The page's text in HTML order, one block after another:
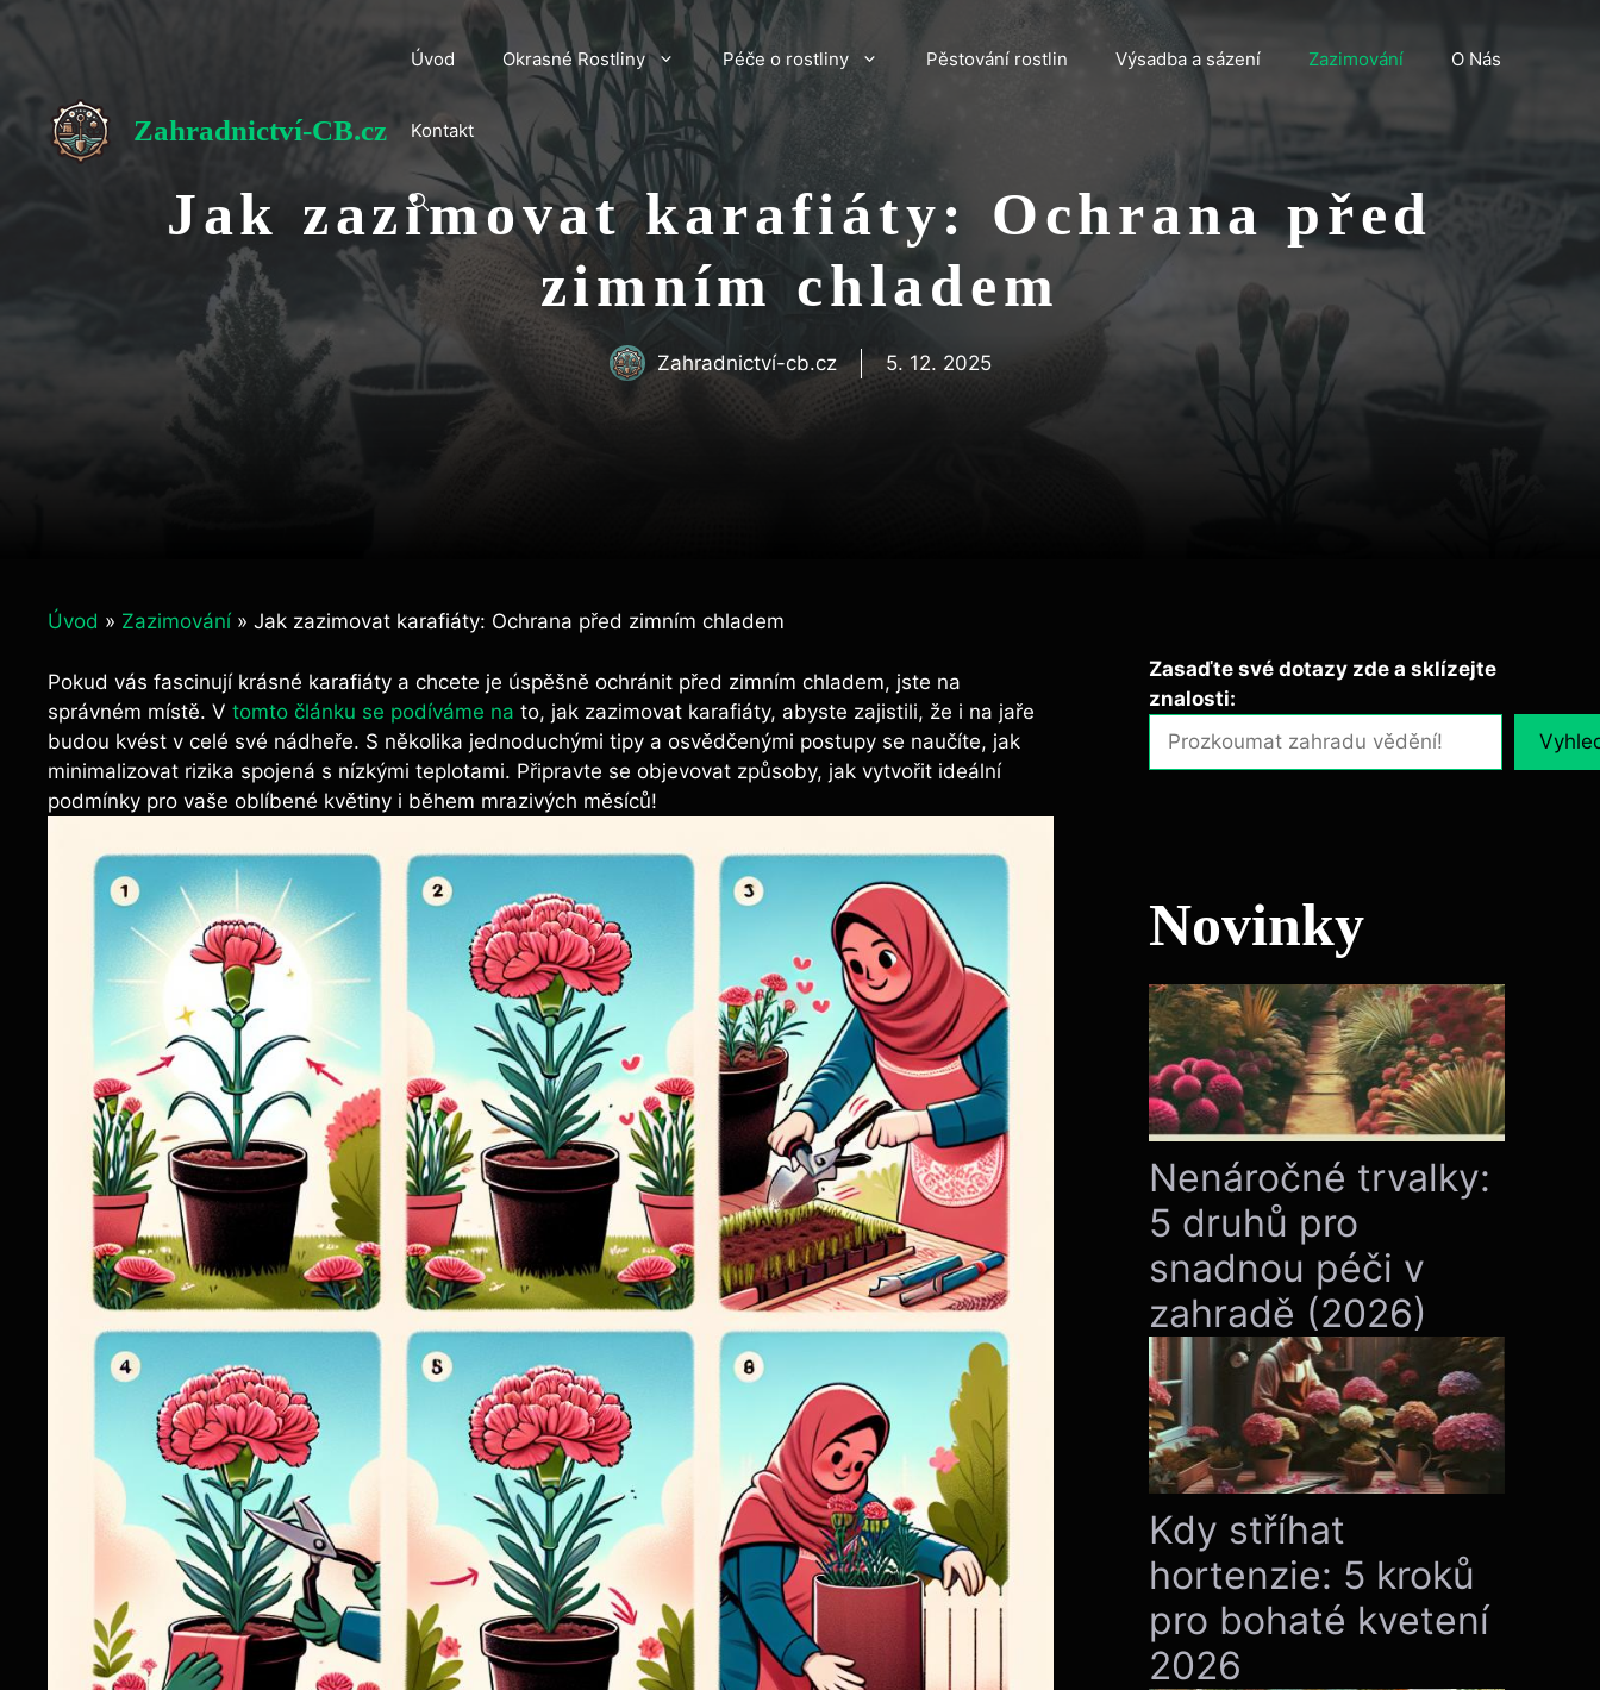
Zahradnictví-CB.cz
Úvod Okrasné Rostliny Péče o rostliny Pěstování rostlin Výsadba a sázení Zazimování O Nás
Kontakt
Jak zazimovat karafiáty: Ochrana před
zimním chladem
Zahradnictví-cb.cz 5. 12. 2025
Úvod » Zazimování » Jak zazimovat karafiáty: Ochrana před zimním chladem
Pokud vás fascinují krásné karafiáty a chcete je úspěšně ochránit před zimním chladem, jste na
správném místě. V tomto článku se podíváme na to, jak zazimovat karafiáty, abyste zajistili, že i na jaře
budou kvést v celé své nádheře. S několika jednoduchými tipy a osvědčenými postupy se naučíte, jak
minimalizovat rizika spojená s nízkými teplotami. Připravte se objevovat způsoby, jak vytvořit ideální
podmínky pro vaše oblíbené květiny i během mrazivých měsíců!
Zasaďte své dotazy zde a sklízejte
znalosti:
Novinky
Nenáročné trvalky:
5 druhů pro
snadnou péči v
zahradě (2026)
Kdy stříhat
hortenzie: 5 kroků
pro bohaté kvetení
2026